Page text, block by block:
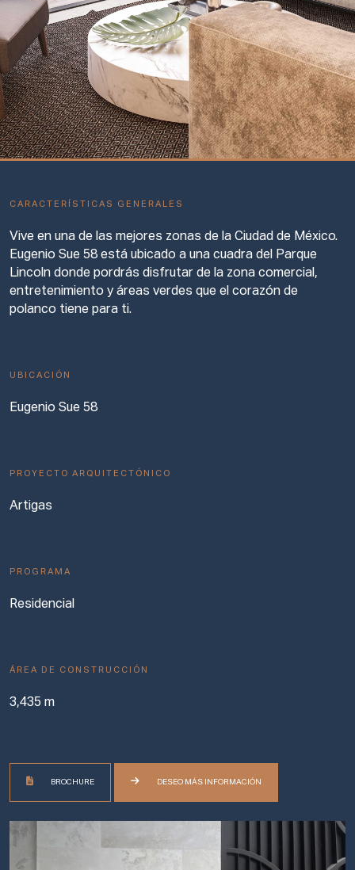
CARACTERÍSTICAS GENERALES
Vive en una de las mejores zonas de la Ciudad de México.
Eugenio Sue 58 está ubicado a una cuadra del Parque
Lincoln donde pordrás disfrutar de la zona comercial,
entretenimiento y áreas verdes que el corazón de
polanco tiene para ti.
UBICACIÓN
Eugenio Sue 58
PROYECTO ARQUITECTÓNICO
Artigas
PROGRAMA
Residencial
ÁREA DE CONSTRUCCIÓN
3,435 m
BROCHURE DESEO MÁS INFORMACIÓN